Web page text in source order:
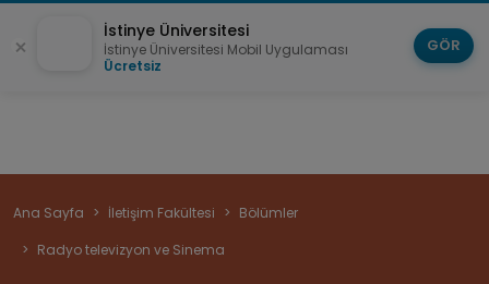
Sayfa
yolu
Ana Sayfa İletişim Fakültesi
Bölümler
Radyo televizyon ve Sinema
İstinye Üniversitesi
İstinye Üniversitesi Mobil Uygulaması
Ücretsiz
GÖR